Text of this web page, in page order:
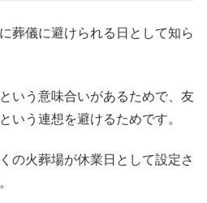
葬儀に避けられる日として知ら
いう意味合いがあるためで、友
いう連想を避けるためです。
の火葬場が休業日として設定さ